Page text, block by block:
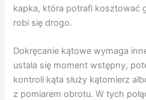
kapka, która potrafi kosztować
robi się drogo.
Dokręcanie kątowe wymaga
ustala się moment wstępny,
kontroli kąta służy kątomierz
z pomiarem obrotu. W tych